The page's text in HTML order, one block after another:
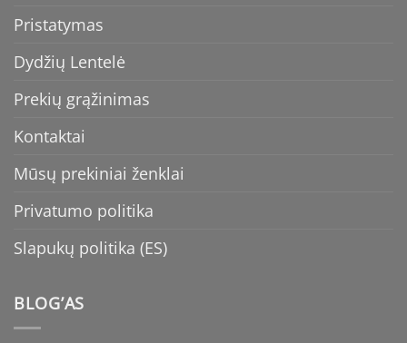
Pristatymas
Dydžių Lentelė
Prekių grąžinimas
Kontaktai
Mūsų prekiniai ženklai
Privatumo politika
Slapukų politika (ES)
BLOG’AS